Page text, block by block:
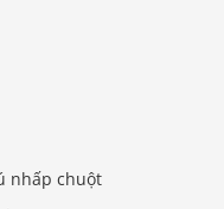
nhấp chuột